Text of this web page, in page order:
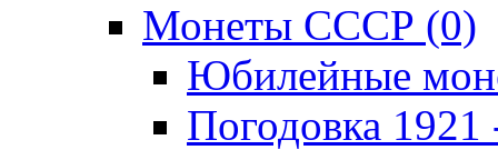
Монеты СССР (0)
Юбилейные
Погодовка 1921